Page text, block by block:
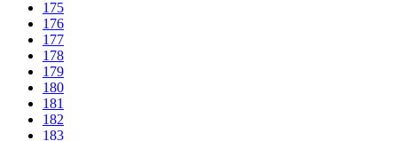
175
176
177
178
179
180
181
182
183